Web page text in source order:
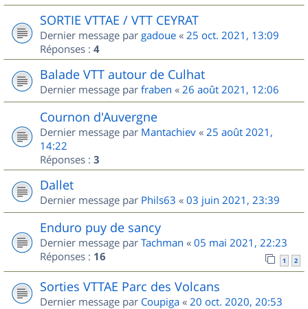
SORTIE VTTAE / VTT CEYRAT
Dernier message par gadoue « 25 oct. 2021, 13:09
Réponses : 4
Balade VTT autour de Culhat
Dernier message par fraben « 26 août 2021, 12:06
Cournon d'Auvergne
Dernier message par Mantachiev « 25 août 2021,
14:22
Réponses : 3
Dallet
Dernier message par Phils63 « 03 juin 2021, 23:39
Enduro puy de sancy
Dernier message par Tachman « 05 mai 2021, 22:23
Réponses : 16 1 2
Sorties VTTAE Parc des Volcans
Dernier message par Coupiga « 20 oct. 2020, 20:53